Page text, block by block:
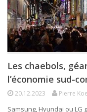
Les chaebols,
l’économie sud-
20.12.2023 Pierre
Samsung, Hyundai ou LG